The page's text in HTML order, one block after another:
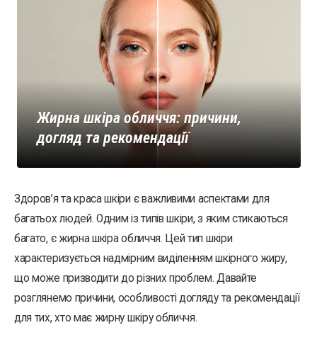
Жирна шкіра обличчя: причини,
догляд та рекомендації
Здоров’я та краса шкіри є важливими аспектами для
багатьох людей. Одним із типів шкіри, з яким стикаються
багато, є жирна шкіра обличчя. Цей тип шкіри
характеризується надмірним виділенням шкірного жиру,
що може призводити до різних проблем. Давайте
розглянемо причини, особливості догляду та рекомендації
для тих, хто має жирну шкіру обличчя.